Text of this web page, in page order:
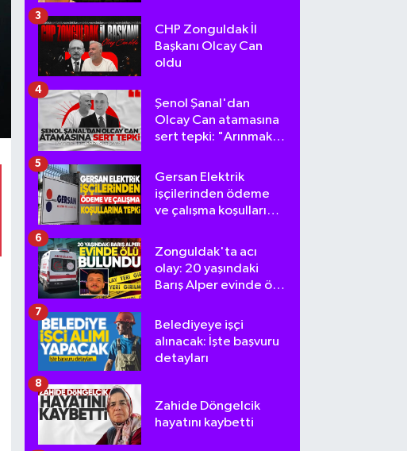
CHP Zonguldak İl
Başkanı Olcay Can
oldu
3
Şenol Şanal'dan
Olcay Can atamasına
sert tepki: "Arınmak
gerek!"
4
Gersan Elektrik
işçilerinden ödeme
ve çalışma koşullarına
5
Zonguldak'ta acı
olay: 20 yaşındaki
Barış Alper evinde ölü
6
Belediyeye işçi
alınacak: İşte başvuru
detayları
7
Zahide Döngelcik
hayatını kaybetti
8